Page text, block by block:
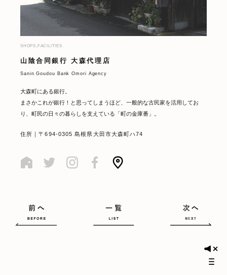
SHOPS,FACILITIES
山陰合同銀行 大森代理店
Sanin Goudou Bank Omori Agency
大森町にある銀行。
まさかこれが銀行！と思ってしまうほど、一般的な古民家を活用してお
り、町民の日々の暮らしを支えている「町の金庫番」。
住所｜〒694-0305 島根県大田市大森町ハ74